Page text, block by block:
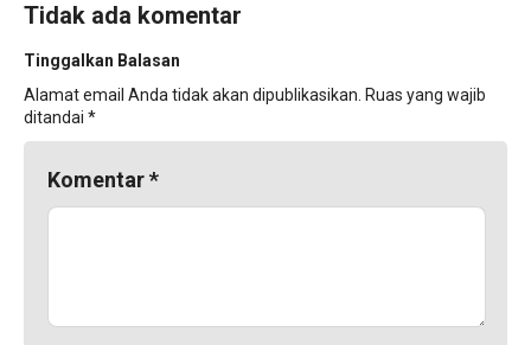
Tidak ada komentar
Tinggalkan Balasan
Alamat email Anda tidak akan dipublikasikan. Ruas yang wajib
ditandai *
Komentar*